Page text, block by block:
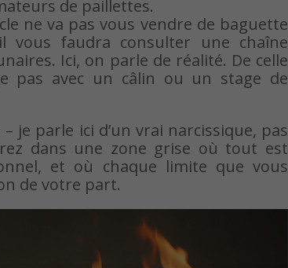
de paillettes.
ne va pas vous vendre de baguette
vous faudra consulter une chaîne
Ici, on parle de réalité. De celle
pas avec un câlin ou un stage de
je parle ici d’un vrai narcissique, pas
dans une zone grise où tout est
et où chaque limite que vous
de votre part.